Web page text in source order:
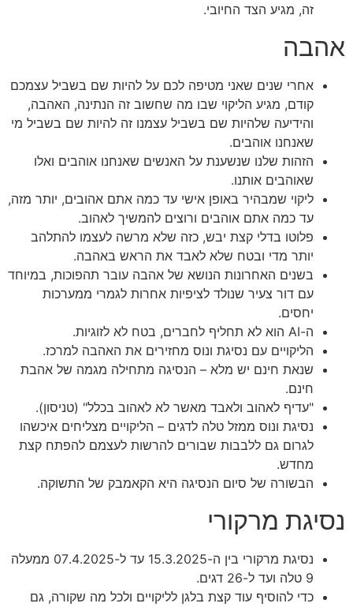
זה, מגיע הצד החיובי.
אהבה
אחרי שנים שאני מטיפה לכם על להיות שם בשביל עצמכם
קודם, מגיע הליקוי שבו מה שחשוב זה הנתינה, האהבה,
והידיעה שלהיות שם בשביל עצמנו זה להיות שם בשביל מי
שאנחנו אוהבים.
הזהות שלנו שנשענת על האנשים שאנחנו אוהבים ואלו
שאוהבים אותנו.
ליקוי שמבהיר באופן אישי עד כמה אתם אהובים, יותר מזה,
עד כמה אתם אוהבים ורוצים להמשיך לאהוב.
פלוטו בדלי קצת יבש, כזה שלא מרשה לעצמו להתלהב
יותר מדי ובטח שלא לאבד את הראש באהבה.
בשנים האחרונות הנושא של אהבה עובר תהפוכות, במיוחד
עם דור צעיר שנולד לציפיות אחרות לגמרי ממערכות
יחסים.
ה-AI הוא לא תחליף לחברים, בטח לא לזוגיות.
הליקויים עם נסיגת ונוס מחזירים את האהבה למרכז.
שנאת חינם יש מלא – הנסיגה מתחילה מגמה של אהבת
חינם.
"עדיף לאהוב ולאבד מאשר לא לאהוב בכלל" (טניסון).
נסיגת ונוס ממזל טלה לדגים – הליקויים מצליחים איכשהו
לגרום גם ללבבות שבורים להרשות לעצמם להפתח קצת
מחדש.
הבשורה של סיום הנסיגה היא הקאמבק של התשוקה.
נסיגת מרקורי
נסיגת מרקורי בין ה-15.3.2025 עד ל-07.4.2025 ממעלה
9 טלה ועד ל-26 דגים.
כדי להוסיף עוד קצת בלגן לליקויים ולכל מה שקורה, גם